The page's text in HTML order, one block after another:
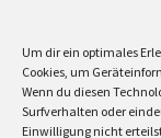
Um dir ein optimales
Cookies, um
Wenn du diesen
Surfverhalten oder
Einwilligung nicht